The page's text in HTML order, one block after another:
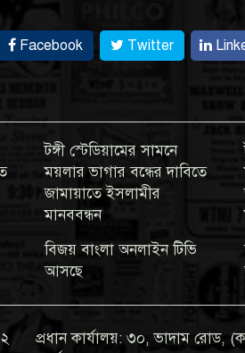
Facebook Twitter
টঙ্গী স্টেডিয়ামের সামনে
ময়লার ভাগার বন্ধের দাবিতে
জামায়াতে ইসলামীর
মানববন্ধন
বিজয় বাংলা অনলাইন টিভি
আসছে
প্রধান কার্যালয়: ৩০, ভাদাম রোড,